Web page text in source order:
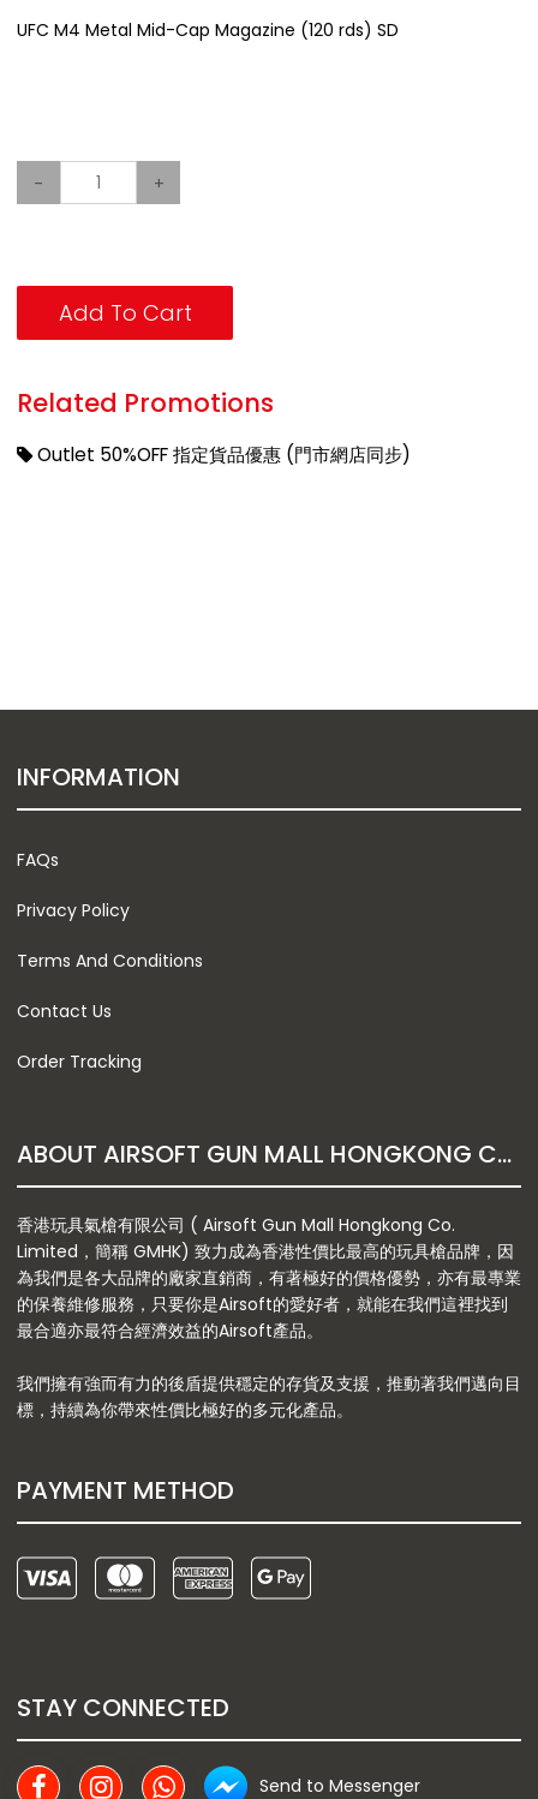
UFC M4 Metal Mid-Cap Magazine (120 rds) SD
- +
Add To Cart
Related Promotions
Outlet 50%OFF 指定貨品優惠 (門市網店同步)
INFORMATION
FAQs
Privacy Policy
Terms And Conditions
Contact Us
Order Tracking
ABOUT AIRSOFT GUN MALL HONGKONG CO. LTD
香港玩具氣槍有限公司 ( Airsoft Gun Mall Hongkong Co.
Limited，簡稱 GMHK) 致力成為香港性價比最高的玩具槍品牌，因
為我們是各大品牌的廠家直銷商，有著極好的價格優勢，亦有最專業
的保養維修服務，只要你是Airsoft的愛好者，就能在我們這裡找到
最合適亦最符合經濟效益的Airsoft產品。
我們擁有強而有力的後盾提供穩定的存貨及支援，推動著我們邁向目
標，持續為你帶來性價比極好的多元化產品。
PAYMENT METHOD
STAY CONNECTED
Send to Messenger